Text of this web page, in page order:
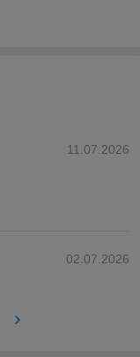
11.07.2026
02.07.2026